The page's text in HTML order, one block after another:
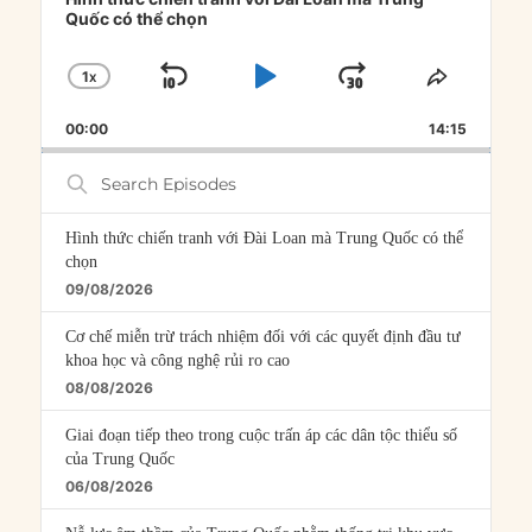
Quốc có thể chọn
CHANGE
RATE
1X
SKIP
PLAYJUMP
FORWARD
SHARE
00:00 14:15
Search
Episodes
Hình thức chiến tranh với Đài Loan mà Trung Quốc có thể
chọn
09/08/2026
Cơ chế miễn trừ trách nhiệm đối với các quyết định đầu tư
khoa học và công nghệ rủi ro cao
08/08/2026
Giai đoạn tiếp theo trong cuộc trấn áp các dân tộc thiểu số
của Trung Quốc
06/08/2026